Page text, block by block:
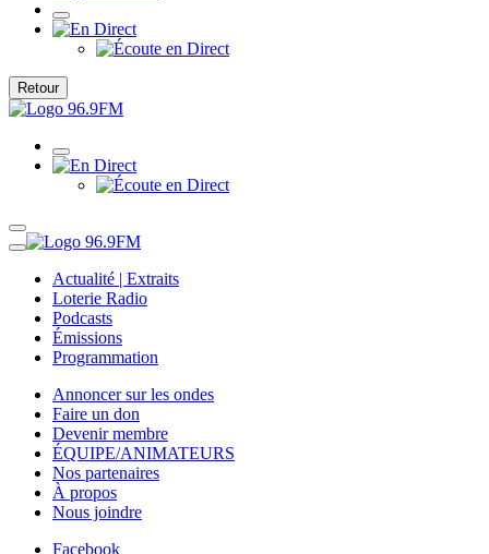
Retour
Actualité | Extraits
Loterie Radio
Podcasts
Émissions
Programmation
Annoncer sur les ondes
Faire un don
Devenir membre
ÉQUIPE/ANIMATEURS
Nos partenaires
À propos
Nous joindre
Facebook